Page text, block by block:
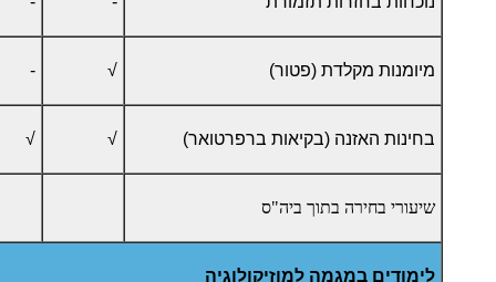
מיומנות מקלדת (פטור) √
-
בחינות האזנה (בקיאות ברפרטואר) √
√
שיעורי בחירה בתוך ביה"ס
לימודים במגמה למוזיקולוגיה